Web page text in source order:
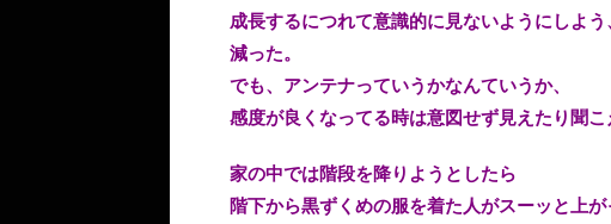
成長するにつれて意識的に見ないようにしよ
減った。
でも、アンテナっていうかなんていうか、
感度が良くなってる時は意図せず見えたり聞こ
家の中では階段を降りようとしたら
階下から黒ずくめの服を着た人がスーッと上